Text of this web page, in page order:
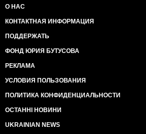
О НАС
КОНТАКТНАЯ ИНФОРМАЦИЯ
ПОДДЕРЖАТЬ
ФОНД ЮРИЯ БУТУСОВА
РЕКЛАМА
УСЛОВИЯ ПОЛЬЗОВАНИЯ
ПОЛИТИКА КОНФИДЕНЦИАЛЬНОСТИ
ОСТАННІ НОВИНИ
UKRAINIAN NEWS